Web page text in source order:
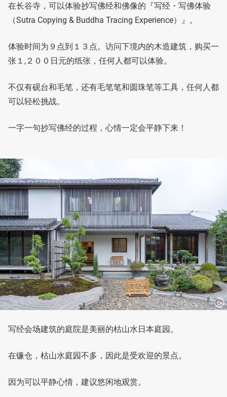
在长谷寺，可以体验抄写佛经和佛像的『写经・写佛体验
（Sutra Copying & Buddha Tracing Experience）』。
体验时间为９点到１３点。访问下境内的木造建筑，购买一
张１,２００日元的纸张，任何人都可以体验。
不仅有砚台和毛笔，还有毛笔笔和圆珠笔等工具，任何人都
可以轻松挑战。
一字一句抄写佛经的过程，心情一定会平静下来！
写经会场建筑的庭院是美丽的枯山水日本庭园。
在镰仓，枯山水庭园不多，因此是受欢迎的景点。
因为可以平静心情，建议悠闲地观赏。